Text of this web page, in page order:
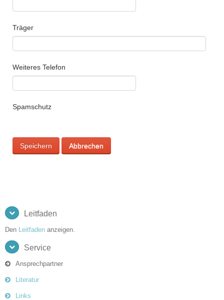
Träger
Weiteres Telefon
Spamschutz
Speichern Abbrechen
Leitfaden
Den Leitfaden anzeigen.
Service
Ansprechpartner
Literatur
Links